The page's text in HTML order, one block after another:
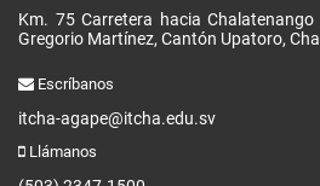
Km. 75 Carretera hacia
Gregorio Martínez, Cantón Upatoro,
Escríbanos
itcha-agape@itcha.edu.sv
Llámanos